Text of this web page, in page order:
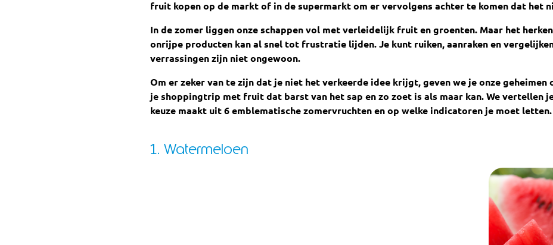
fruit kopen op de markt of in de supermarkt om er vervolgens achter te komen dat het
In de zomer liggen onze schappen vol met verleidelijk fruit en groenten. Maar het
onrijpe producten kan al snel tot frustratie lijden. Je kunt ruiken, aanraken en
verrassingen zijn niet ongewoon.
Om er zeker van te zijn dat je niet het verkeerde idee krijgt, geven we je onze geheimen
je shoppingtrip met fruit dat barst van het sap en zo zoet is als maar kan. We vertellen
keuze maakt uit 6 emblematische zomervruchten en op welke indicatoren je moet letten.
1. Watermeloen